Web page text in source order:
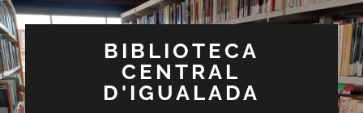
BIBLIOTECA
CENTRAL
D'IGUALADA